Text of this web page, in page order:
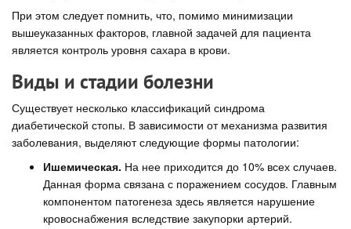
При этом следует помнить, что, помимо минимизации
вышеуказанных факторов, главной задачей для пациента
является контроль уровня сахара в крови.
Виды и стадии болезни
Существует несколько классификаций синдрома
диабетической стопы. В зависимости от механизма развития
заболевания, выделяют следующие формы патологии:
Ишемическая. На нее приходится до 10% всех случаев.
Данная форма связана с поражением сосудов. Главным
компонентом патогенеза здесь является нарушение
кровоснабжения вследствие закупорки артерий.